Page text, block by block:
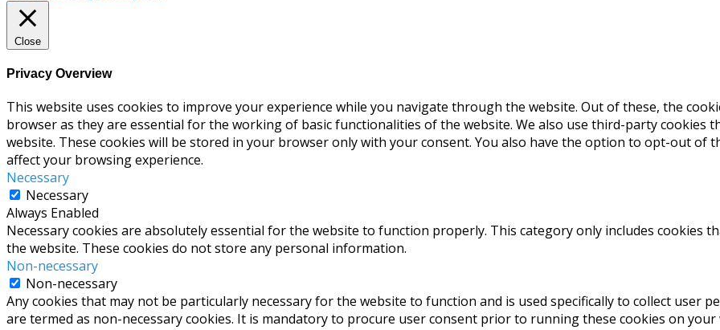
Close
Privacy Overview
This website uses cookies to improve your experience while you navigate through the website. Out of these, the
browser as they are essential for the working of basic functionalities of the website. We also use third-party cookies
website. These cookies will be stored in your browser only with your consent. You also have the option to opt-out of
affect your browsing experience.
Necessary
Necessary
Always Enabled
Necessary cookies are absolutely essential for the website to function properly. This category only includes cookies
the website. These cookies do not store any personal information.
Non-necessary
Non-necessary
Any cookies that may not be particularly necessary for the website to function and is used specifically to collect user
are termed as non-necessary cookies. It is mandatory to procure user consent prior to running these cookies on your